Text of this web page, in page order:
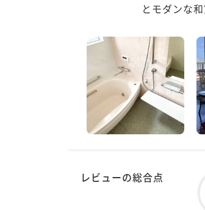
とモダンな
レビューの総合点